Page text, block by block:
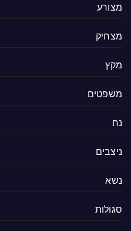
מצורע
מצחיק
מקץ
משפטים
נח
ניצבים
נשא
סגולות